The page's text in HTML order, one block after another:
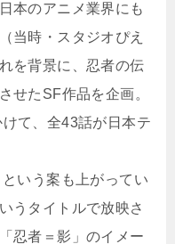
本のアニメ業界にも
当時・スタジオぴえ
を背景に、忍者の伝
せたSF作品を企画。
て、全43話が日本テ
いう案も上がってい
うタイトルで放映さ
忍者＝影」のイメー